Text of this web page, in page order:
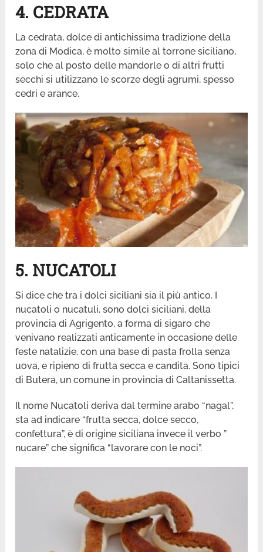
4. CEDRATA
La cedrata, dolce di antichissima tradizione della
zona di Modica, è molto simile al torrone siciliano,
solo che al posto delle mandorle o di altri frutti
secchi si utilizzano le scorze degli agrumi, spesso
cedri e arance.
5. NUCATOLI
Si dice che tra i dolci siciliani sia il più antico. I
nucatoli o nucatuli, sono dolci siciliani, della
provincia di Agrigento, a forma di sigaro che
venivano realizzati anticamente in occasione delle
feste natalizie, con una base di pasta frolla senza
uova, e ripieno di frutta secca e candita. Sono tipici
di Butera, un comune in provincia di Caltanissetta.
Il nome Nucatoli deriva dal termine arabo “nagal”,
sta ad indicare “frutta secca, dolce secco,
confettura”, è di origine siciliana invece il verbo ”
nucare” che significa “lavorare con le noci”.